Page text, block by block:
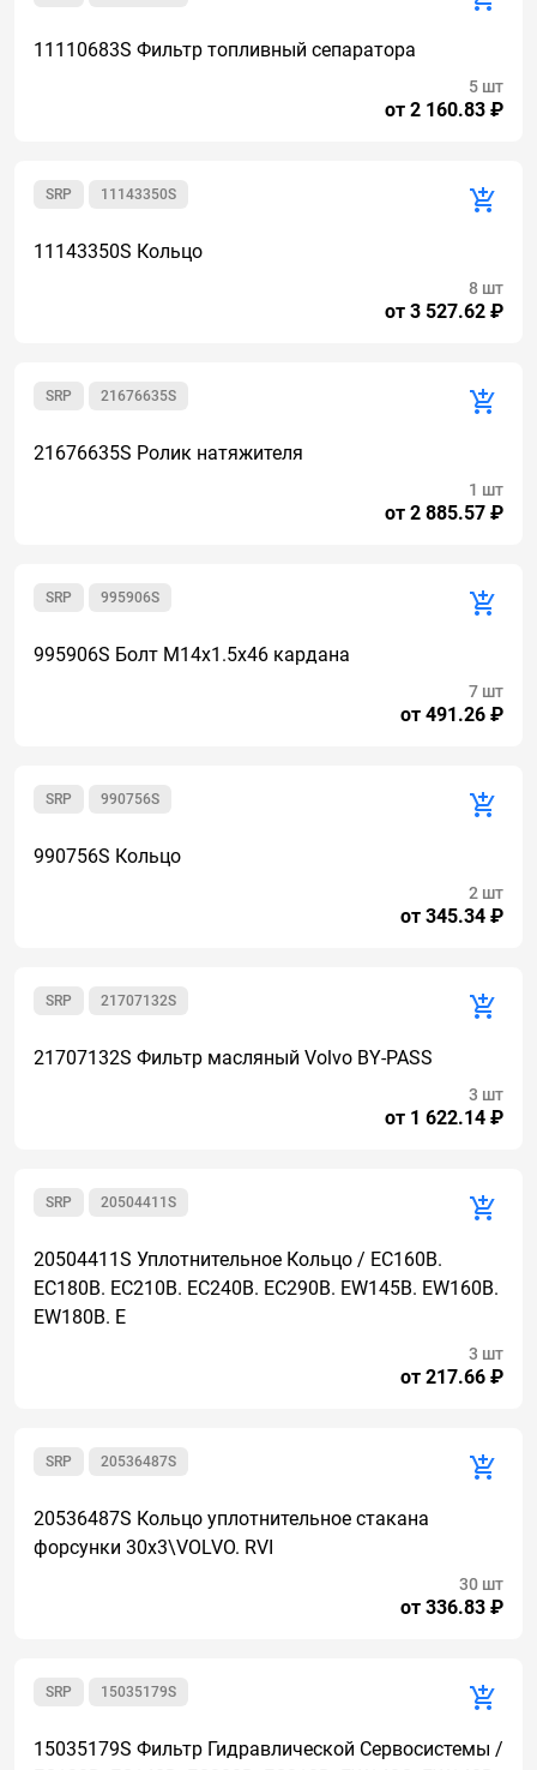
11110683S Фильтр топливный сепаратора
от 2 160.83 ₽
5 шт
11143350S
SRP
11143350S Кольцо
от 3 527.62 ₽
8 шт
21676635S
SRP
21676635S Ролик натяжителя
от 2 885.57 ₽
1 шт
995906S
SRP
995906S Болт М14х1.5х46 кардана
от 491.26 ₽
7 шт
990756S
SRP
990756S Кольцо
от 345.34 ₽
2 шт
21707132S
SRP
21707132S Фильтр масляный Volvo BY-PASS
от 1 622.14 ₽
3 шт
20504411S
SRP
20504411S Уплотнительное Кольцо / EC160B.
EC180B. EC210B. EC240B. EC290B. EW145B. EW160B.
EW180B. E
от 217.66 ₽
3 шт
20536487S
SRP
20536487S Кольцо уплотнительное стакана
форсунки 30х3\VOLVO. RVI
от 336.83 ₽
30 шт
15035179S
SRP
15035179S Фильтр Гидравлической Сервосистемы /